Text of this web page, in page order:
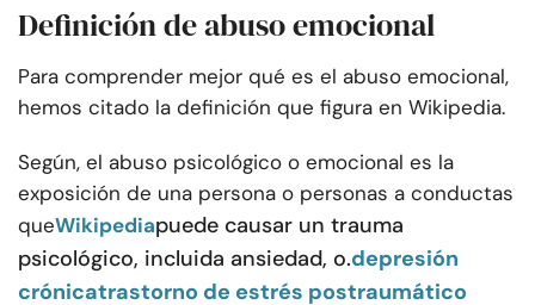
Definición de abuso emocional
Para comprender mejor qué es el abuso emocional,
hemos citado la definición que figura en Wikipedia.
Según, el abuso psicológico o emocional es la
exposición de una persona o personas a conductas
queWikipediapuede causar un trauma
psicológico, incluida ansiedad, o.depresión
crónicatrastorno de estrés postraumático